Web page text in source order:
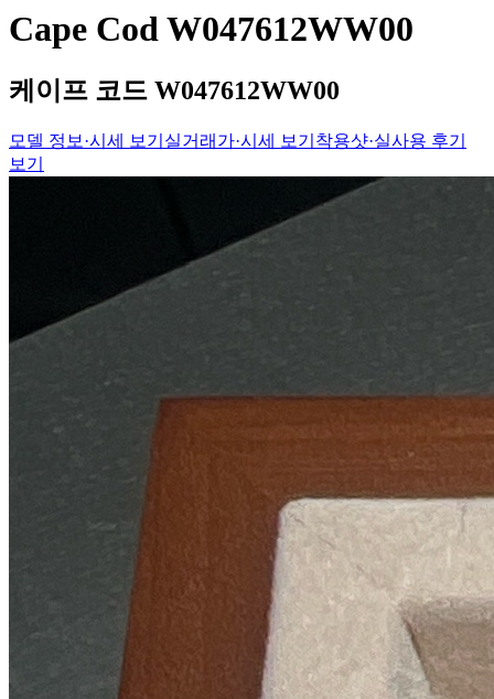
Cape Cod W047612WW00
케이프 코드 W047612WW00
모델 정보·시세 보기 실거래가·시세 보기 착용샷·실사용 후기
보기